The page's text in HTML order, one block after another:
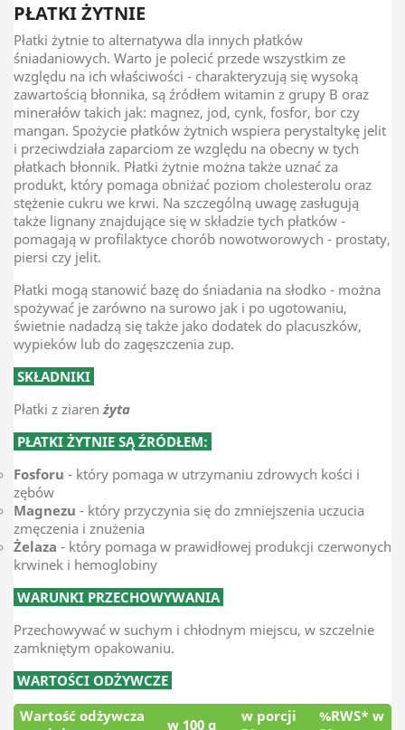
PŁATKI ŻYTNIE
Płatki żytnie to alternatywa dla innych płatków
śniadaniowych. Warto je polecić przede wszystkim ze
względu na ich właściwości - charakteryzują się wysoką
zawartością błonnika, są źródłem witamin z grupy B oraz
minerałów takich jak: magnez, jod, cynk, fosfor, bor czy
mangan. Spożycie płatków żytnich wspiera perystaltykę jelit
i przeciwdziała zaparciom ze względu na obecny w tych
płatkach błonnik. Płatki żytnie można także uznać za
produkt, który pomaga obniżać poziom cholesterolu oraz
stężenie cukru we krwi. Na szczególną uwagę zasługują
także lignany znajdujące się w składzie tych płatków -
pomagają w profilaktyce chorób nowotworowych - prostaty,
piersi czy jelit.
Płatki mogą stanowić bazę do śniadania na słodko - można
spożywać je zarówno na surowo jak i po ugotowaniu,
świetnie nadadzą się także jako dodatek do placuszków,
wypieków lub do zagęszczenia zup.
SKŁADNIKI
Płatki z ziarenżyta
PŁATKI ŻYTNIE SĄ ŹRÓDŁEM:
Fosforu - który pomaga w utrzymaniu zdrowych kości i
zębów
Magnezu - który przyczynia się do zmniejszenia uczucia
zmęczenia i znużenia
Żelaza - który pomaga w prawidłowej produkcji czerwonych
krwinek i hemoglobiny
WARUNKI PRZECHOWYWANIA
Przechowywać w suchym i chłodnym miejscu, w szczelnie
zamkniętym opakowaniu.
WARTOŚCI ODŻYWCZE
Wartość odżywcza
w 100 g
w porcji
%RWS* w